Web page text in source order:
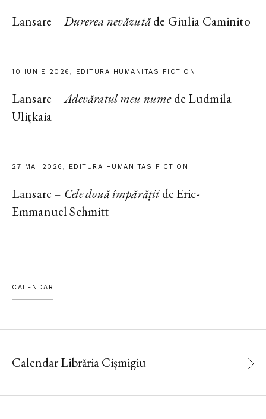
Lansare – Durerea nevăzutăde Giulia Caminito
10 IUNIE 2026, EDITURA HUMANITAS FICTION
Lansare –Adevăratul meu numede Ludmila
Ulițkaia
27 MAI 2026, EDITURA HUMANITAS FICTION
Lansare – Cele două împărățiide Eric-
Emmanuel Schmitt
CALENDAR
Calendar Librăria Cișmigiu